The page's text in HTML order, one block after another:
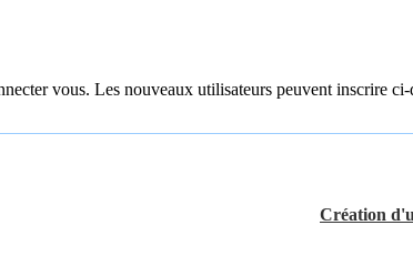
vous. Les nouveaux utilisateurs peuvent inscrire ci-
Création